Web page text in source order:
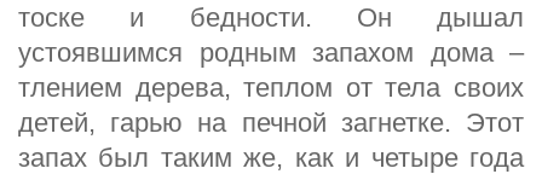
тоске и бедности. Он дышал
устоявшимся родным запахом дома –
тлением дерева, теплом от тела своих
детей, гарью на печной загнетке. Этот
запах был таким же, как и четыре года